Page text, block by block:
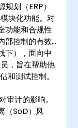
划（ERP）
块化功能。对
功能和合规性
部控制的有效
下），面向中
，旨在帮助他
和测试控制。
审计的影响。
（SoD）风